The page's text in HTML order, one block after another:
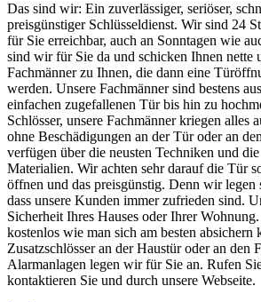
Das sind wir: Ein zuverlässiger, seriöser,
preisgünstiger Schlüsseldienst. Wir sind 24
für Sie erreichbar, auch an Sonntagen wie
sind wir für Sie da und schicken Ihnen nette
Fachmänner zu Ihnen, die dann eine
werden. Unsere Fachmänner sind bestens
einfachen zugefallenen Tür bis hin zu
Schlösser, unsere Fachmänner kriegen alles
ohne Beschädigungen an der Tür oder an
verfügen über die neusten Techniken und
Materialien. Wir achten sehr darauf die Tür
öffnen und das preisgünstig. Denn wir legen
dass unsere Kunden immer zufrieden sind.
Sicherheit Ihres Hauses oder Ihrer
kostenlos wie man sich am besten absichern
Zusatzschlösser an der Haustür oder an den
Alarmanlagen legen wir für Sie an. Rufen
kontaktieren Sie und durch unsere Webseite.